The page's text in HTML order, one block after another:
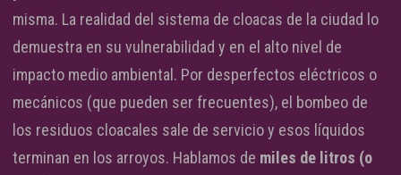
misma. La realidad del sistema de cloacas de la ciudad lo
demuestra en su vulnerabilidad y en el alto nivel de
impacto medio ambiental. Por desperfectos eléctricos o
mecánicos (que pueden ser frecuentes), el bombeo de
los residuos cloacales sale de servicio y esos líquidos
terminan en los arroyos. Hablamos de miles de litros (o